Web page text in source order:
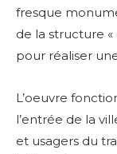
fresque
de la structure
pour réaliser
L’oeuvre
l’entrée de la
et usagers du